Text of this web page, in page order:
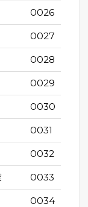
0026
0027
0028
0029
0030
0031
0032
0033
0034